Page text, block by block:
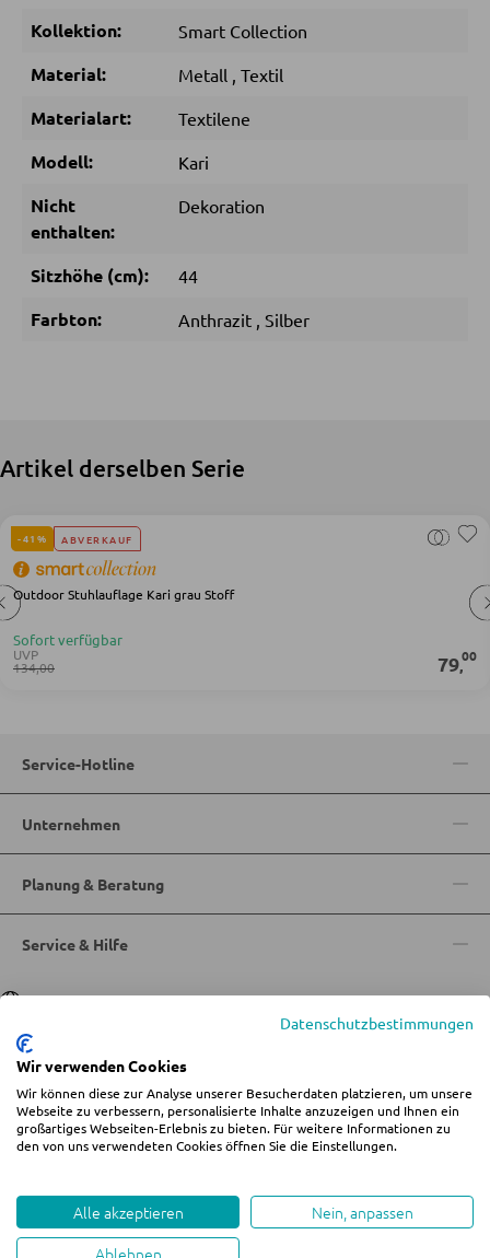
Einzelbetten
Komplette Schlafzimmer
Matratzen
Matratzenzubehör
Lattenroste
Wandspiegel
Standspiegel
Schmink- und Kosmetikspiegel
BARMÖBEL
Barwagen
Barstühle und Hocker
TISCHE
Couch- und Beistelltische
Schminktische
STÜHLE
Esszimmerstühle
Kollektion: Smart Collection
Material: Metall , Textil
Materialart: Textilene
Modell: Kari
Nicht
enthalten:
Dekoration
Sitzhöhe (cm): 44
Farbton: Anthrazit , Silber
Artikel derselben Serie
-41% ABVERKAUF
Outdoor Stuhlauflage Kari grau Stoff
Sofort verfügbar
UVP
134,00 79,00
Service-Hotline
Unternehmen
Planung & Beratung
Service & Hilfe
SpracheDeutsch|Italiano
© 2026 Wohn-Zentrum Jungmann
%star%Alle Preise inkl. gesetzl. Mehrwertsteuer zzgl.Versandkostenund ggf.
Nachnahmegebühren, wenn nicht anders angegeben.
Whistleblowing
Datenschutzbestimmungen
Wir verwenden Cookies
Wir können diese zur Analyse unserer Besucherdaten platzieren, um unsere
Webseite zu verbessern, personalisierte Inhalte anzuzeigen und Ihnen ein
großartiges Webseiten-Erlebnis zu bieten. Für weitere Informationen zu
den von uns verwendeten Cookies öffnen Sie die Einstellungen.
Alle akzeptieren
Nein, anpassen
Ablehnen